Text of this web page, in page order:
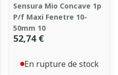
Sensura Mio Concave 1p
P/f Maxi Fenetre 10-
50mm 10
52,74 €
En rupture de stock